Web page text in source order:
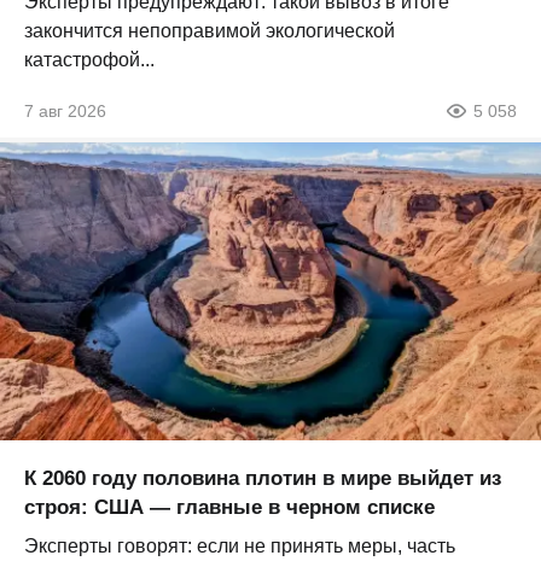
закончится непоправимой экологической
катастрофой...
7 авг 2026 5 058
К 2060 году половина плотин в мире выйдет из
строя: США — главные в черном списке
Эксперты говорят: если не принять меры, часть